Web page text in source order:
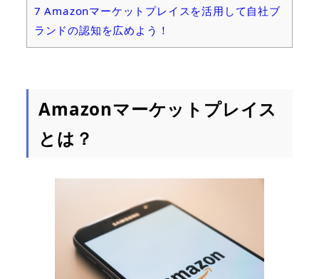
7 Amazonマーケットプレイスを活用して自社ブ
ランドの認知を広めよう！
Amazonマーケットプレイス
とは？